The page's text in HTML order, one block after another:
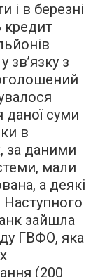
і в березні
кредит
зв’язку з
даної суми
в
за даними
мали
а деякі
Наступного
зайшла
ГВФО, яка
(200